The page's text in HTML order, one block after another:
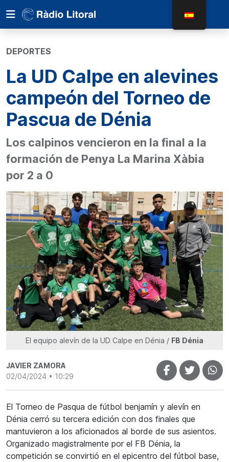
DEPORTES
La UD Calpe en alevines
campeón del Torneo de
Pascua de Dénia
Los calpinos vencieron en la final a la
formación de Penya La Marina Xàbia
por 2 a 0
El equipo alevín de la UD Calpe en Dénia / FB Dénia
JAVIER ZAMORA
02/04/2024 • 10:29
El Torneo de Pasqua de fútbol benjamín y alevín en
Dénia cerró su tercera edición con dos finales que
mantuvieron a los aficionados al borde de sus asientos.
Organizado magistralmente por el FB Dénia, la
competición se convirtió en el epicentro del fútbol base,